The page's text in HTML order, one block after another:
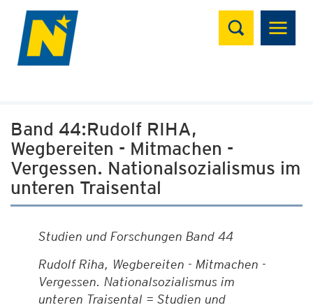
Suchen
Band 44:Rudolf RIHA,
Wegbereiten - Mitmachen -
Vergessen. Nationalsozialismus im
unteren Traisental
Studien und Forschungen Band 44
Rudolf Riha, Wegbereiten - Mitmachen -
Vergessen. Nationalsozialismus im
unteren Traisental = Studien und